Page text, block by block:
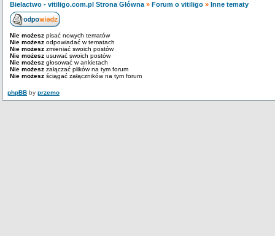
Bielactwo - vitiligo.com.pl Strona Główna » Forum o vitiligo » Inne tematy
Nie możesz pisać nowych tematów
Nie możesz odpowiadać w tematach
Nie możesz zmieniać swoich postów
Nie możesz usuwać swoich postów
Nie możesz głosować w ankietach
Nie możesz załączać plików na tym forum
Nie możesz ściągać załączników na tym forum
phpBB by przemo